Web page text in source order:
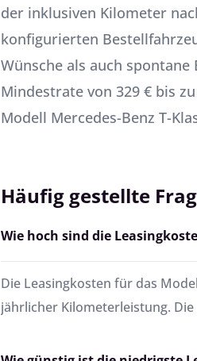
der inklusiven Kilometer
konfigurierten
Wünsche als auch
Mindestrate von 329 € bis
Modell Mercedes-Benz T-
Häufig gestellte
Wie hoch sind die
Die Leasingkosten für das
jährlicher Kilometerleistung.